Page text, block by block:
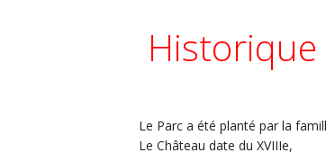
Historique
Le Parc a été planté par la
Le Château date du XVIIIe,